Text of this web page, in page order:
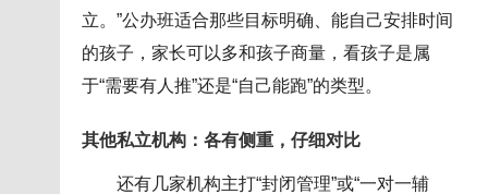
立。”公办班适合那些目标明确、能自己安排时间
的孩子，家长可以多和孩子商量，看孩子是属
于“需要有人推”还是“自己能跑”的类型。
其他私立机构：各有侧重，仔细对比
还有几家机构主打“封闭管理”或“一对一辅